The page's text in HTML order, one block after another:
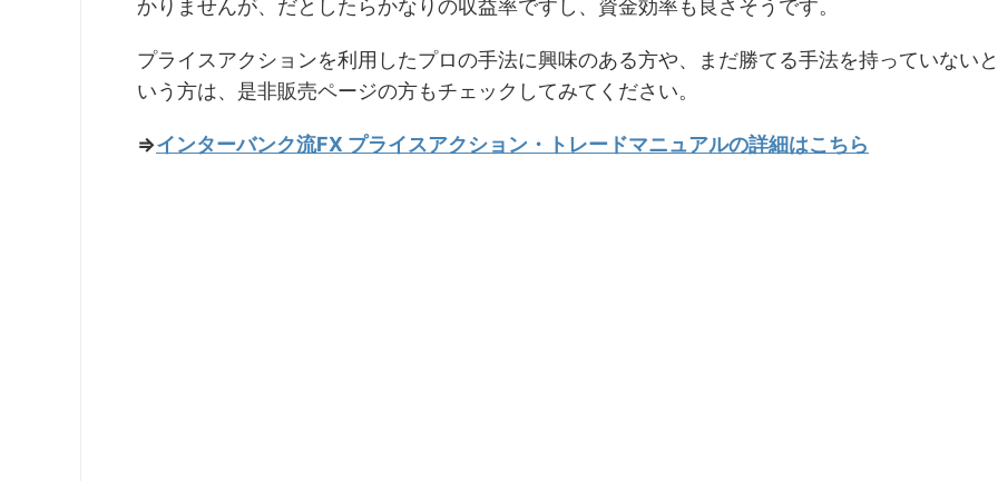
かりませんが、だとしたらかなりの収益率ですし、資金効率も良さそうです。
プライスアクションを利用したプロの手法に興味のある方や、まだ勝てる手法を持っていないと
いう方は、是非販売ページの方もチェックしてみてください。
⇒インターバンク流FX プライスアクション・トレードマニュアルの詳細はこちら